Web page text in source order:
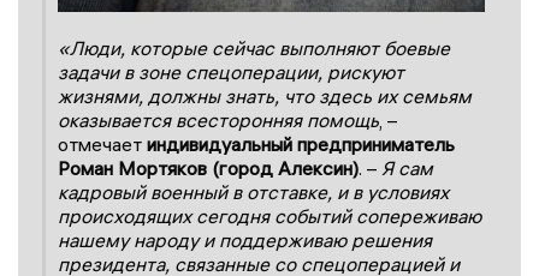
«Люди, которые сейчас выполняют боевые
задачи в зоне спецоперации, рискуют
жизнями, должны знать, что здесь их семьям
оказывается всесторонняя помощь , –
отмечает индивидуальный предприниматель
Роман Мортяков (город Алексин). – Я сам
кадровый военный в отставке, и в условиях
происходящих сегодня событий сопереживаю
нашему народу и поддерживаю решения
президента, связанные со спецоперацией и